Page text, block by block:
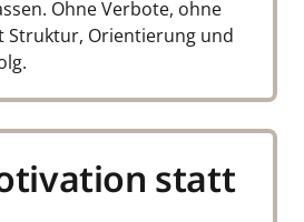
Ohne Verbote, ohne
Struktur, Orientierung und
statt